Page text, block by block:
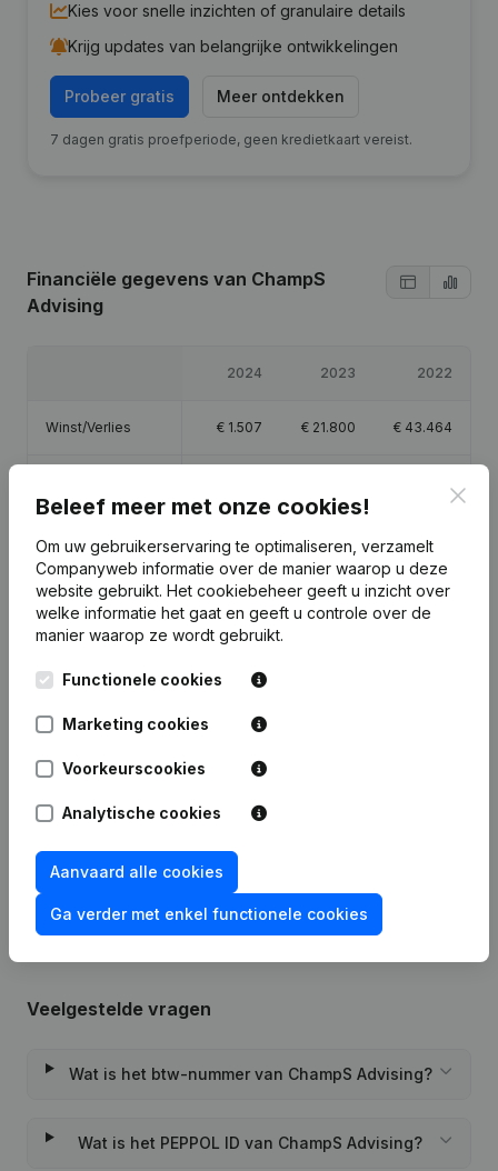
Kies voor snelle inzichten of granulaire details
Krijg updates van belangrijke ontwikkelingen
Probeer gratis Meer ontdekken
7 dagen gratis proefperiode, geen kredietkaart vereist.
Financiële gegevens van ChampS
Advising
2024 2023 2022
Winst/Verlies € 1.507 € 21.800 € 43.464
Brutomarge € 60.339
Publicaties van ChampS Advising
Datum Publicatie
Rechtspersoon, Opening Bijkantoor,
enz...)
Veelgestelde vragen
Wat is het btw-nummer van ChampS Advising?
Wat is het PEPPOL ID van ChampS Advising?
Beleef meer met onze cookies!
Om uw gebruikerservaring te optimaliseren, verzamelt
Companyweb informatie over de manier waarop u deze
website gebruikt. Het cookiebeheer geeft u inzicht over
welke informatie het gaat en geeft u controle over de
manier waarop ze wordt gebruikt.
Functionele cookies
Marketing cookies
Voorkeurscookies
Analytische cookies
Aanvaard alle cookies
Ga verder met enkel functionele cookies